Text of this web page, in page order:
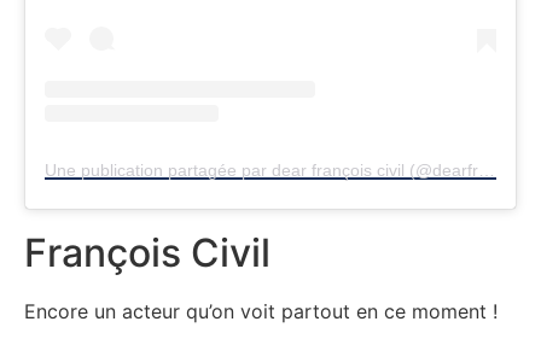
François Civil
Encore un acteur qu’on voit partout en ce moment !